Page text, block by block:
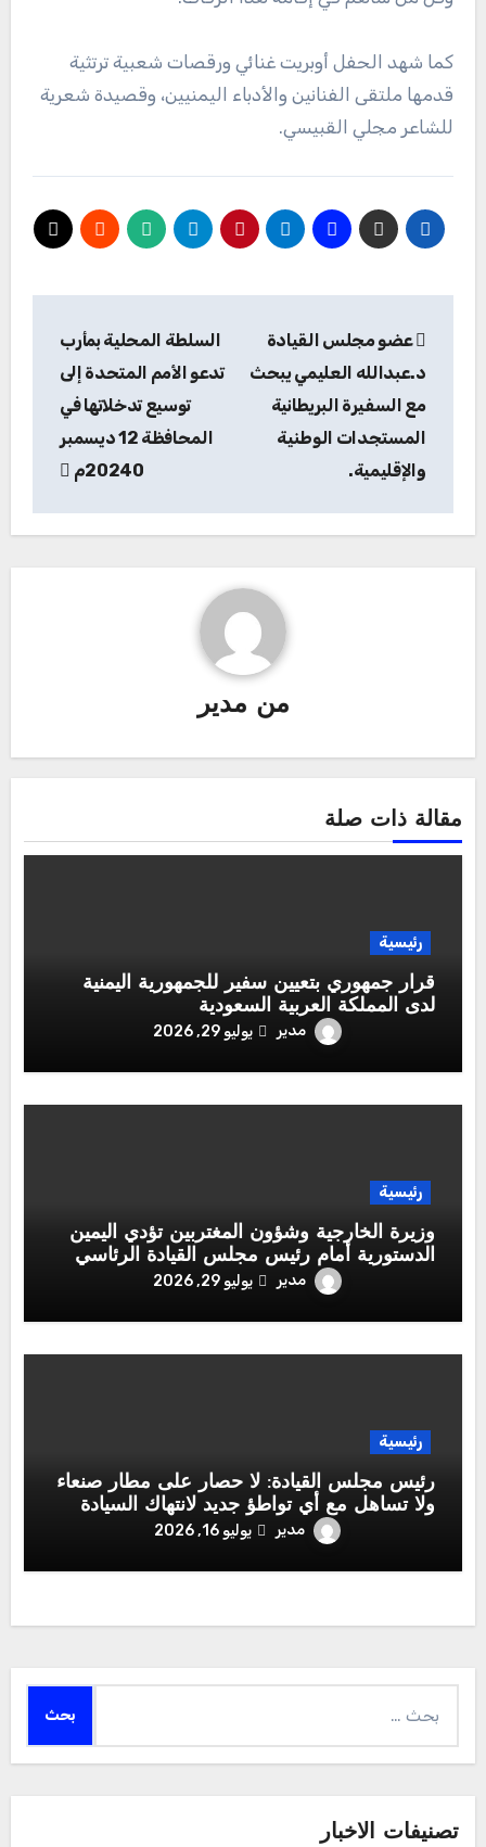
كما شهد الحفل أوبريت غنائي ورقصات شعبية ترتثية
قدمها ملتقى الفنانين والأدباء اليمنيين، وقصيدة شعرية
للشاعر مجلي القبيسي.
المقالات
عضو مجلس القيادة
د.عبدالله العليمي يبحث
مع السفيرة البريطانية
المستجدات الوطنية
والإقليمية.
السلطة المحلية بمأرب
تدعو الأمم المتحدة إلى
توسيع تدخلاتها في
المحافظة 12 ديسمبر
20240م
من مدير
مقالة ذات صلة
رئيسية
قرار جمهوري بتعيين سفير للجمهورية اليمنية
لدى المملكة العربية السعودية
مدير يوليو 29, 2026
رئيسية
وزيرة الخارجية وشؤون المغتربين تؤدي اليمين
الدستورية أمام رئيس مجلس القيادة الرئاسي
مدير يوليو 29, 2026
رئيسية
رئيس مجلس القيادة: لا حصار على مطار صنعاء
ولا تساهل مع أي تواطؤ جديد لانتهاك السيادة
مدير يوليو 16, 2026
عن:
تصنيفات الاخبار